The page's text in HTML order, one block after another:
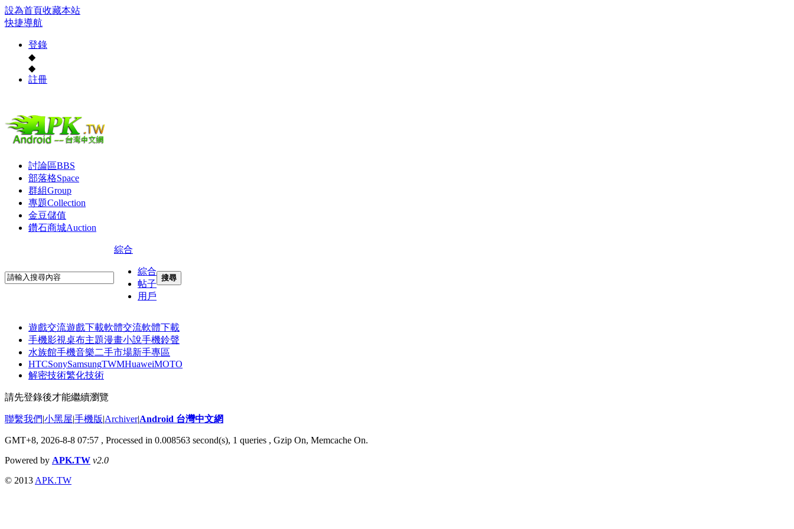
設為首頁收藏本站
快捷導航
登錄
◆
◆
註冊
討論區BBS
部落格Space
群組Group
專題Collection
金豆儲值
鑽石商城Auction
綜合
綜合
帖子
用戶
搜尋
遊戲交流遊戲下載軟體交流軟體下載
手機影視桌布主題漫畫小說手機鈴聲
水族館手機音樂二手市場新手專區
HTCSonySamsungTWMHuaweiMOTO
解密技術繁化技術
請先登錄後才能繼續瀏覽
聯繫我們|小黑屋|手機版|Archiver|Android 台灣中文網
GMT+8, 2026-8-8 07:57 , Processed in 0.008563 second(s), 1 queries , Gzip On, Memcache On.
Powered by APK.TW v2.0
© 2013 APK.TW